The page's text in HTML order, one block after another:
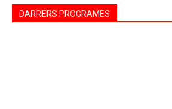
DARRERS PROGRAMES